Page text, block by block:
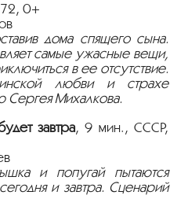
0+
дома спящего сына.
самые ужасные вещи,
в ее отсутствие.
любви и страхе
Сергея Михалкова.
завтра, 9 мин., СССР,
и попугай пытаются
и завтра. Сценарий